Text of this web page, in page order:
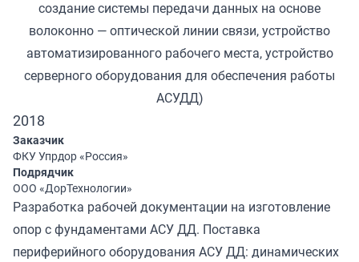
создание системы передачи данных на основе
волоконно — оптической линии связи, устройство
автоматизированного рабочего места, устройство
серверного оборудования для обеспечения работы
АСУДД)
2018
Заказчик
ФКУ Упрдор «Россия»
Подрядчик
ООО «ДорТехнологии»
Разработка рабочей документации на изготовление
опор с фундаментами АСУ ДД. Поставка
периферийного оборудования АСУ ДД: динамических